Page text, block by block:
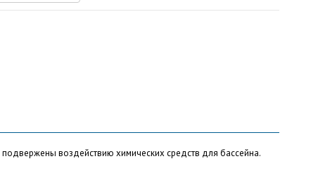
воздействию химических средств для бассейна.